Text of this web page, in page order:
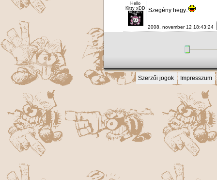
Hello
Kitty xDD
Szegény hegy..
2008. november 12 18:43:24
Szerzői jogok Impresszum